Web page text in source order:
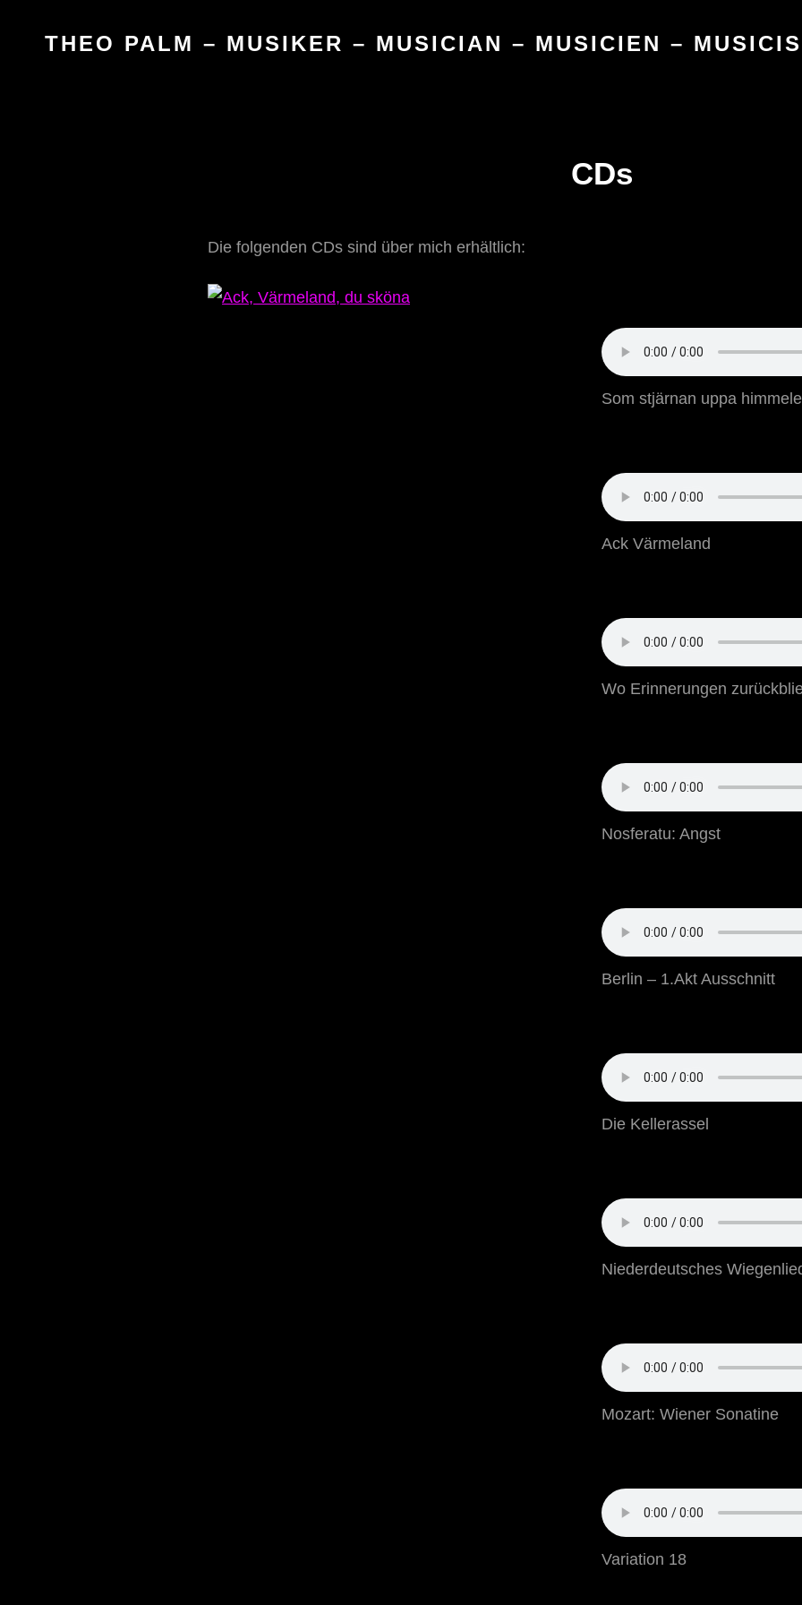
THEO PALM – MUSIKER – MUSICIAN – MUSICIEN –
CDs
Die folgenden CDs sind über mich erhältlich:
Som stjärnan uppa
Ack Värmeland
Wo Erinnerungen
Nosferatu: Angst
Berlin – 1.Akt Ausschnitt
Die Kellerassel
Niederdeutsches
Mozart: Wiener Sonatine
Variation 18